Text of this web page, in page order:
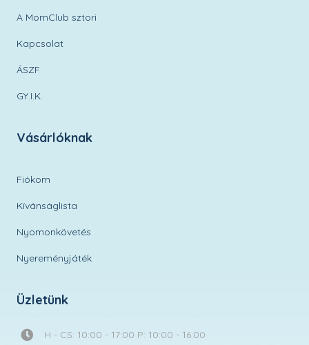
A MomClub sztori
Kapcsolat
ÁSZF
GY.I.K.
Vásárlóknak
Fiókom
Kívánságlista
Nyomonkövetés
Nyereményjáték
Üzletünk
H - CS: 10:00 - 17:00 P: 10:00 - 16:00